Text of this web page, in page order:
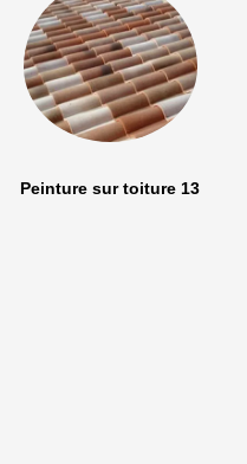
Peinture sur toiture 13